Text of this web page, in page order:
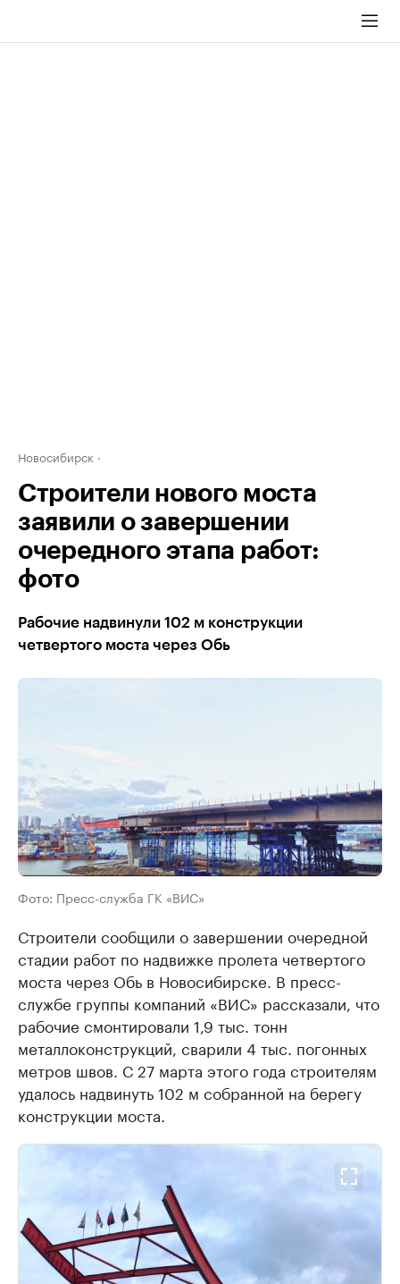
Новосибирск
Строители нового моста
заявили о завершении
очередного этапа работ:
фото
Рабочие надвинули 102 м конструкции
четвертого моста через Обь
Фото: Пресс-служба ГК «ВИС»
Строители сообщили о завершении очередной
стадии работ по надвижке пролета четвертого
моста через Обь в Новосибирске. В пресс-
службе группы компаний «ВИС» рассказали, что
рабочие смонтировали 1,9 тыс. тонн
металлоконструкций, сварили 4 тыс. погонных
метров швов. С 27 марта этого года строителям
удалось надвинуть 102 м собранной на берегу
конструкции моста.